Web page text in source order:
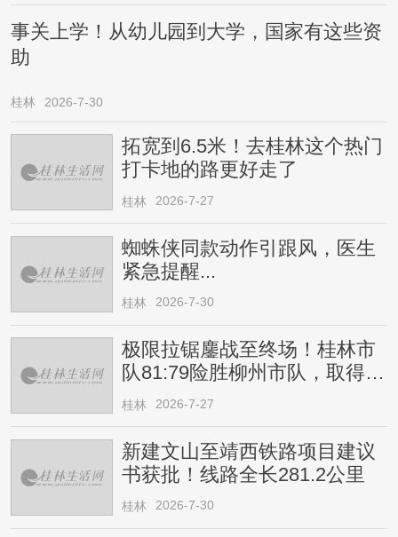
事关上学！从幼儿园到大学，国家有这些资
助
桂林 2026-7-30
拓宽到6.5米！去桂林这个热门
打卡地的路更好走了
桂林 2026-7-27
蜘蛛侠同款动作引跟风，医生
紧急提醒...
桂林 2026-7-30
极限拉锯鏖战至终场！桂林市
队81:79险胜柳州市队，取得四
连胜
桂林 2026-7-27
新建文山至靖西铁路项目建议
书获批！线路全长281.2公里
桂林 2026-7-30